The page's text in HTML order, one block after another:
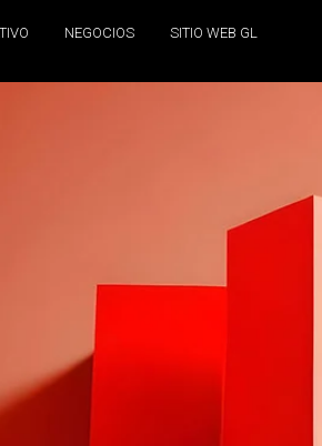
NEGOCIOS SITIO WEB GL